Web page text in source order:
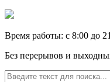
Время работы: c 8:00 до
Без перерывов и